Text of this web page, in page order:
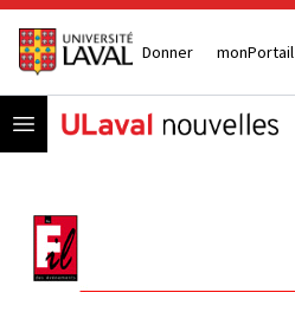
Donner monPortail
Open menu